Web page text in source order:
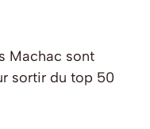
Machac sont
sortir du top 50